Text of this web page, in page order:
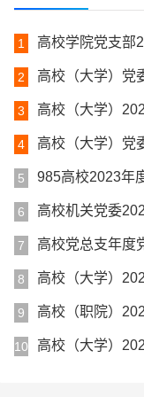
1 高校学院党支部
2 高校（大学）党委2024年
3 高校（大学）
4 高校（大学）党委2025
5 985高校2023年度党
6 高校机关党委2024
7 高校党总支年度党风
8 高校（大学）
9 高校（职院）2025
10 高校（大学）